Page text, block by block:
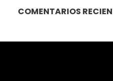
COMENTARIOS